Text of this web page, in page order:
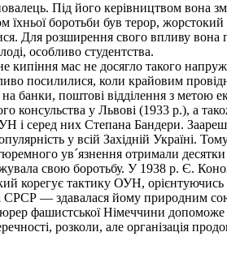
Під його керівництвом вона
їхньої боротьби був терор,
Для розширення свого впливу вона
особливо студентства.
кипіння мас не досягло такого
посилилися, коли крайовим
банки, поштові відділення з метою
консульства у Львові (1933 p.), а
і серед них Степана Бандери.
у всій Західній Україні.
ув´язнення отримали
свою боротьбу. У 1938 р. Є.
корегує тактику ОУН,
і СРСР — здавалася йому природним
фашистської Німеччини допоможе
розколи, але організація